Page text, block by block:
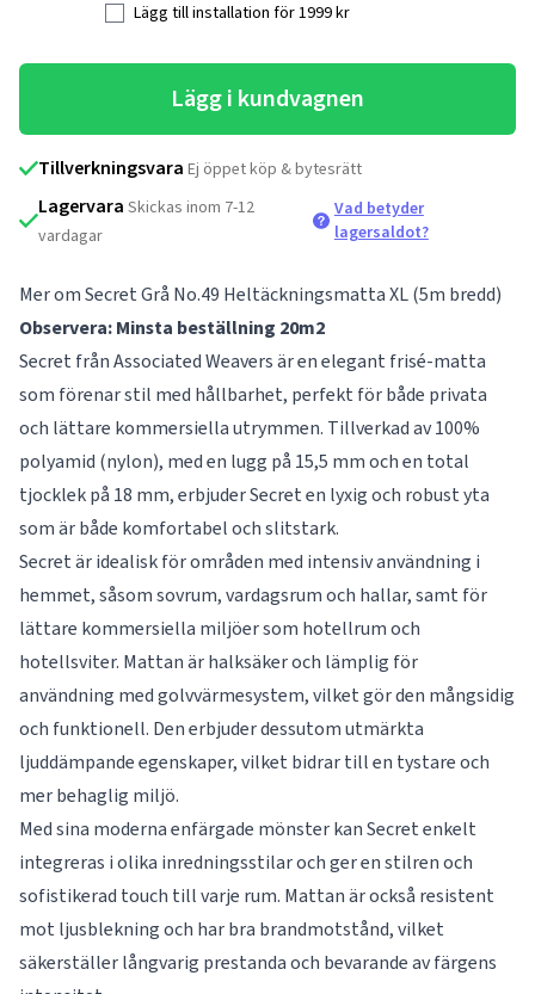
Lägg till installation för1999kr
Lägg i kundvagnen
Tillverkningsvara Ej öppet köp & bytesrätt
Lagervara Skickas inom 7-12
vardagar
Vad betyder
lagersaldot?
Mer om Secret Grå No.49 Heltäckningsmatta XL (5m bredd)
Observera: Minsta beställning 20m2
Secret från Associated Weavers är en elegant frisé-matta
som förenar stil med hållbarhet, perfekt för både privata
och lättare kommersiella utrymmen. Tillverkad av 100%
polyamid (nylon), med en lugg på 15,5 mm och en total
tjocklek på 18 mm, erbjuder Secret en lyxig och robust yta
som är både komfortabel och slitstark.
Secret är idealisk för områden med intensiv användning i
hemmet, såsom sovrum, vardagsrum och hallar, samt för
lättare kommersiella miljöer som hotellrum och
hotellsviter. Mattan är halksäker och lämplig för
användning med golvvärmesystem, vilket gör den mångsidig
och funktionell. Den erbjuder dessutom utmärkta
ljuddämpande egenskaper, vilket bidrar till en tystare och
mer behaglig miljö.
Med sina moderna enfärgade mönster kan Secret enkelt
integreras i olika inredningsstilar och ger en stilren och
sofistikerad touch till varje rum. Mattan är också resistent
mot ljusblekning och har bra brandmotstånd, vilket
säkerställer långvarig prestanda och bevarande av färgens